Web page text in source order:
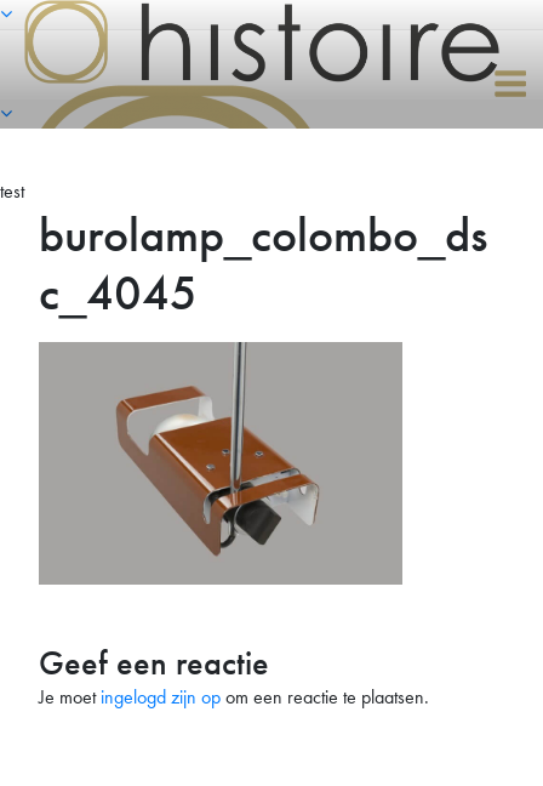
Naar
inhoud
springen
test
burolamp_colombo_ds
c_4045
Geef een reactie
Je moetingelogd zijn opom een reactie te plaatsen.